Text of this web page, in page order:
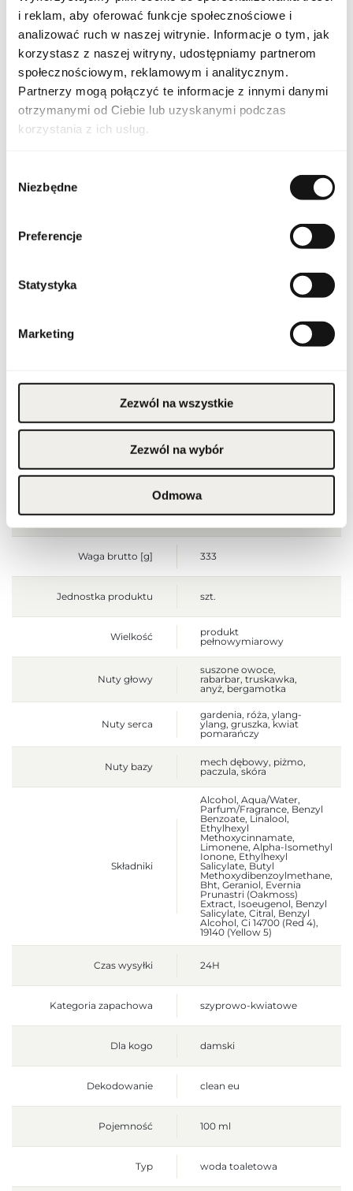
i reklam, aby oferować funkcje społecznościowe i
analizować ruch w naszej witrynie. Informacje o tym, jak
korzystasz z naszej witryny, udostępniamy partnerom
społecznościowym, reklamowym i analitycznym.
Partnerzy mogą połączyć te informacje z innymi danymi
otrzymanymi od Ciebie lub uzyskanymi podczas
korzystania z ich usług.
zgody
Niezbędne
Preferencje
Statystyka
Marketing
Zezwól na wszystkie
Zezwól na wybór
Odmowa
CAR LA PANT EDT 100
EU [1]
Linia La Panthere
Produkt łatwopalny.
Przechowywać poza
uszkodzoną skórę.
zewnętrznego.
Szerokość opakowania
Wysokość opakowania
[mm]
110
Głębokość opakowania
50
Waga brutto [g] 333
Jednostka produktu szt.
Wielkość
produkt
pełnowymiarowy
Nuty głowy
suszone owoce,
rabarbar, truskawka,
anyż, bergamotka
Nuty serca
gardenia, róża, ylang-
ylang, gruszka, kwiat
pomarańczy
Nuty bazy
mech dębowy, piżmo,
paczula, skóra
Składniki
Alcohol, Aqua/Water,
Parfum/Fragrance, Benzyl
Benzoate, Linalool,
Ethylhexyl
Methoxycinnamate,
Limonene, Alpha-Isomethyl
Ionone, Ethylhexyl
Salicylate, Butyl
Methoxydibenzoylmethane,
Bht, Geraniol, Evernia
Prunastri (Oakmoss)
Extract, Isoeugenol, Benzyl
Salicylate, Citral, Benzyl
Alcohol, Ci 14700 (Red 4),
19140 (Yellow 5)
Czas wysyłki 24H
Kategoria zapachowa szyprowo-kwiatowe
Dla kogo damski
Dekodowanie clean eu
Pojemność 100 ml
Typ woda toaletowa